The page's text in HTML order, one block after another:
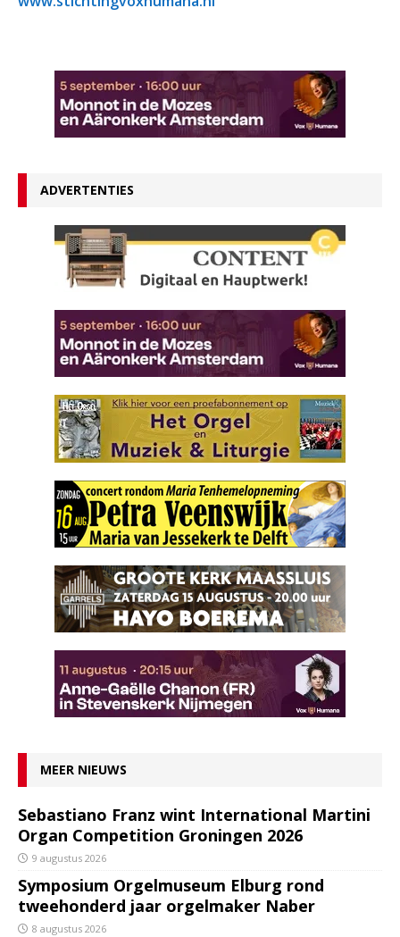
ADVERTENTIES
MEER NIEUWS
Sebastiano Franz wint International Martini
Organ Competition Groningen 2026
9 augustus 2026
Symposium Orgelmuseum Elburg rond
tweehonderd jaar orgelmaker Naber
8 augustus 2026